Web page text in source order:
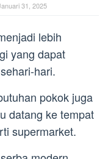
31, 2025
lebih
yang dapat
hari.
pokok juga
datang ke tempat
supermarket.